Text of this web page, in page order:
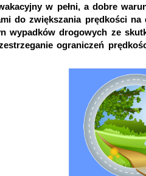
w pełni, a dobre
do zwiększania prędkości
wypadków drogowych ze
ograniczeń